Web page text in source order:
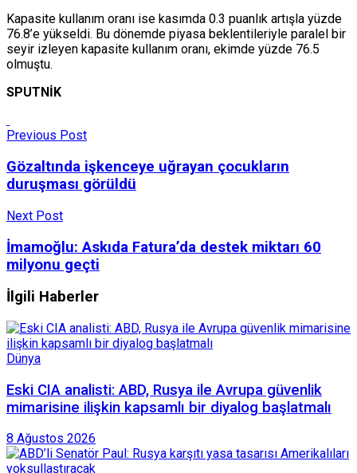
Kapasite kullanım oranı ise kasımda 0.3 puanlık artışla yüzde
76.8’e yükseldi. Bu dönemde piyasa beklentileriyle paralel bir
seyir izleyen kapasite kullanım oranı, ekimde yüzde 76.5
olmuştu.
SPUTNİK
Previous Post
Gözaltında işkenceye uğrayan çocukların
duruşması görüldü
Next Post
İmamoğlu: Askıda Fatura’da destek miktarı 60
milyonu geçti
İlgili Haberler
Dünya
Eski CIA analisti: ABD, Rusya ile Avrupa güvenlik
mimarisine ilişkin kapsamlı bir diyalog başlatmalı
8 Ağustos 2026